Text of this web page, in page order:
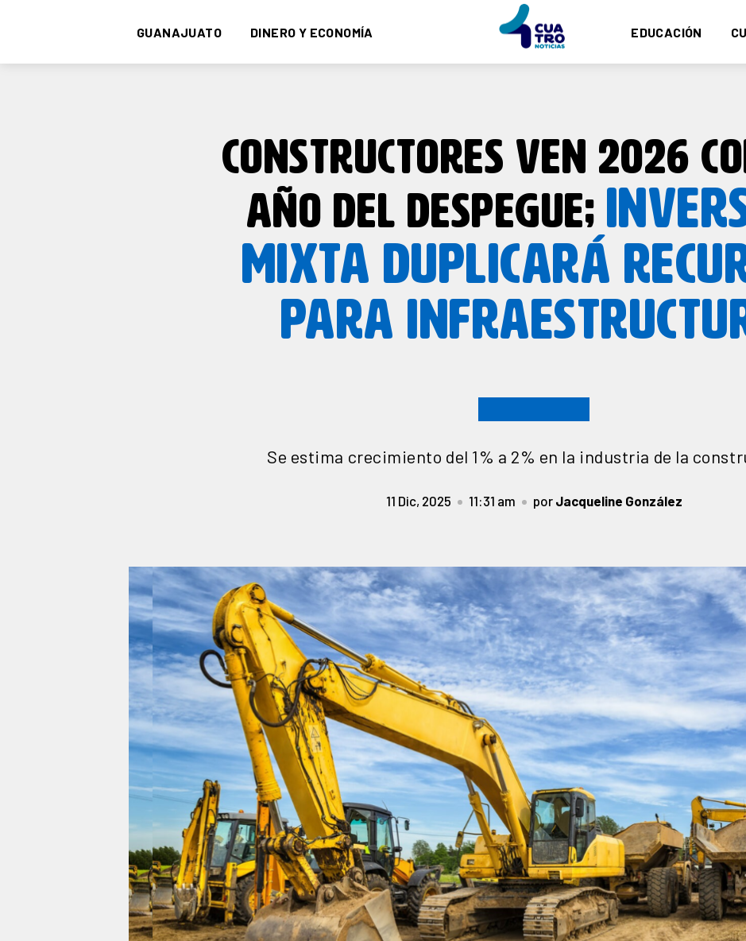
GUANAJUATO DINERO Y ECONOMÍA EDUCACIÓN
CONSTRUCTORES VEN 2026
AÑO DEL DESPEGUE;
MIXTA DUPLICARÁ
PARA
Se estima crecimiento del 1% a 2% en la industria de la
11 Dic, 2025 11:31 am por Jacqueline González